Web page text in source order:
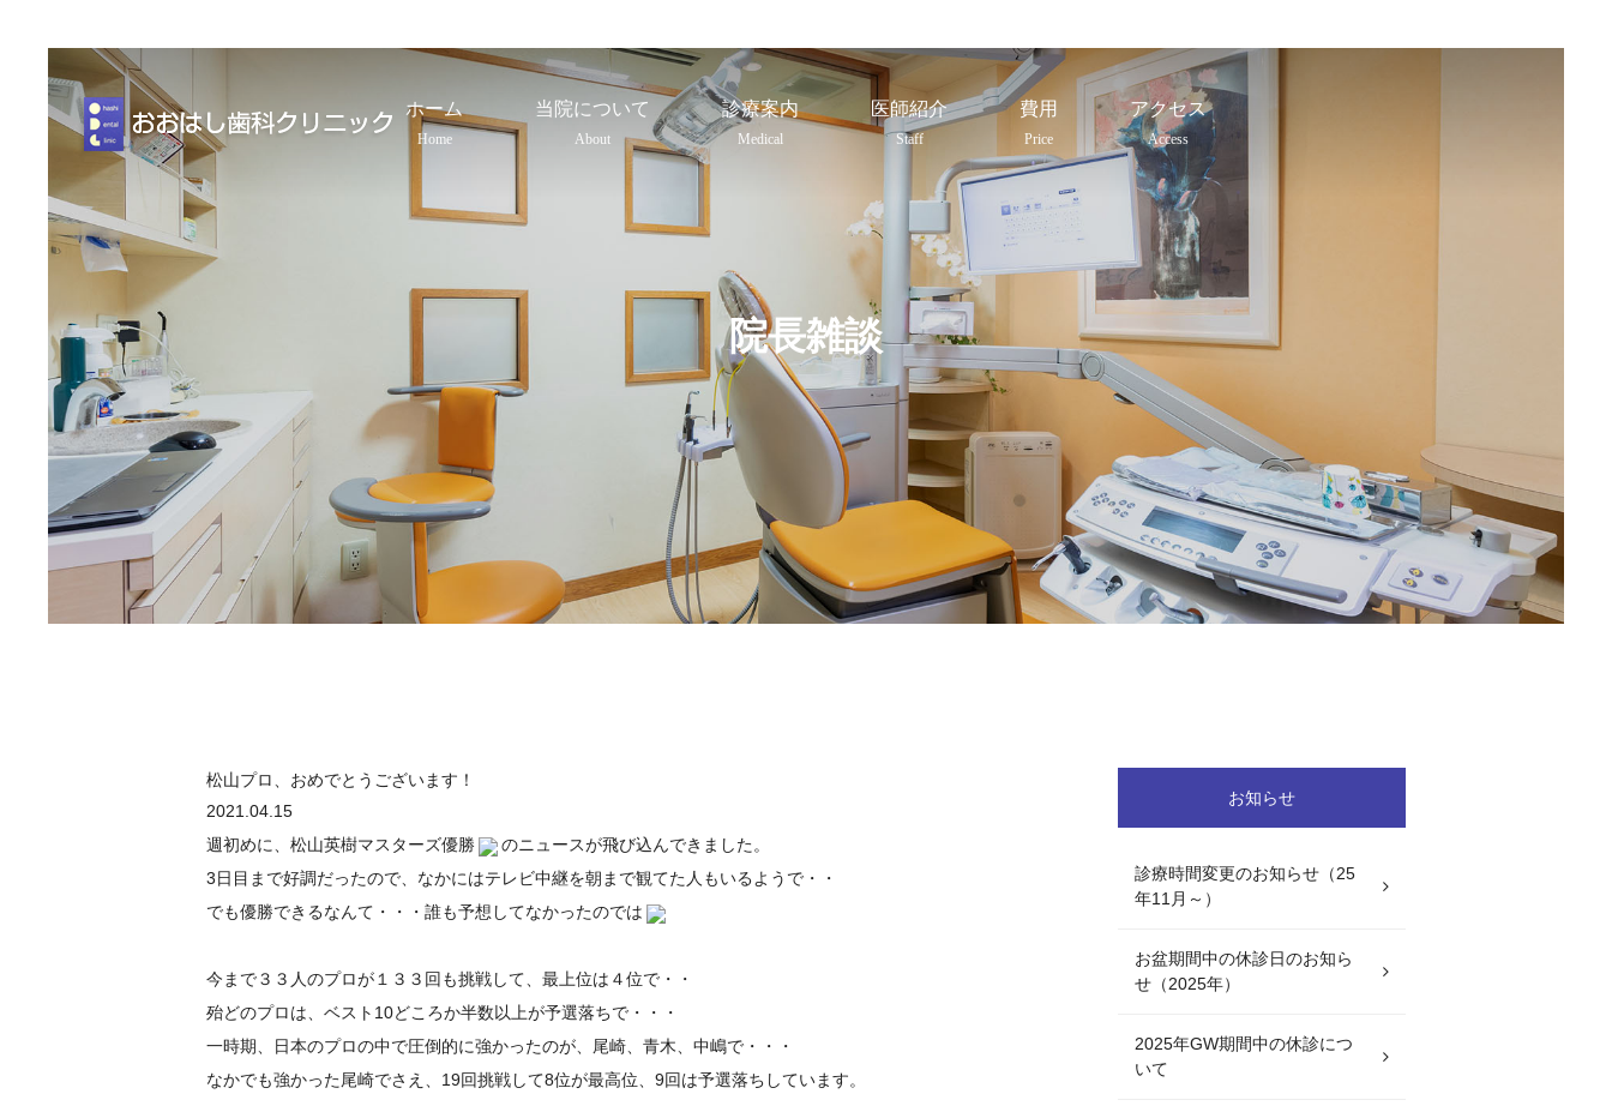
ホーム
Home
当院について
About
診療案内
Medical
医師紹介
Staff
費用
Price
アクセス
Access
院長雑談
松山プロ、おめでとうございます！
2021.04.15
週初めに、松山英樹マスターズ優勝
のニュースが飛び込んできました。
3日目まで好調だったので、なかにはテレビ中継を朝まで観てた人もいるようで・・
でも優勝できるなんて・・・誰も予想してなかったのでは
今まで３３人のプロが１３３回も挑戦して、最上位は４位で・・
殆どのプロは、ベスト10どころか半数以上が予選落ちで・・・
一時期、日本のプロの中で圧倒的に強かったのが、尾崎、青木、中嶋で・・・
なかでも強かった尾崎でさえ、19回挑戦して8位が最高位、9回は予選落ちしています。
お知らせ
診療時間変更のお知らせ（25
年11月～）
お盆期間中の休診日のお知ら
せ（2025年）
2025年GW期間中の休診につ
いて